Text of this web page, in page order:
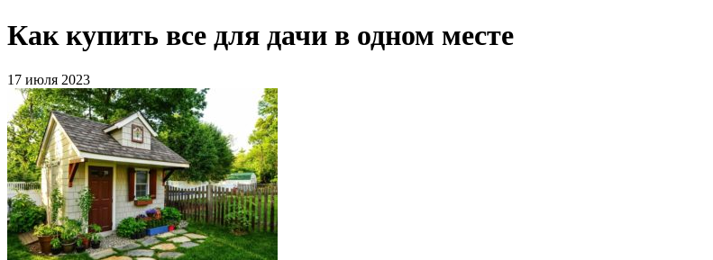
Как купить все для дачи в одном месте
17 июля 2023